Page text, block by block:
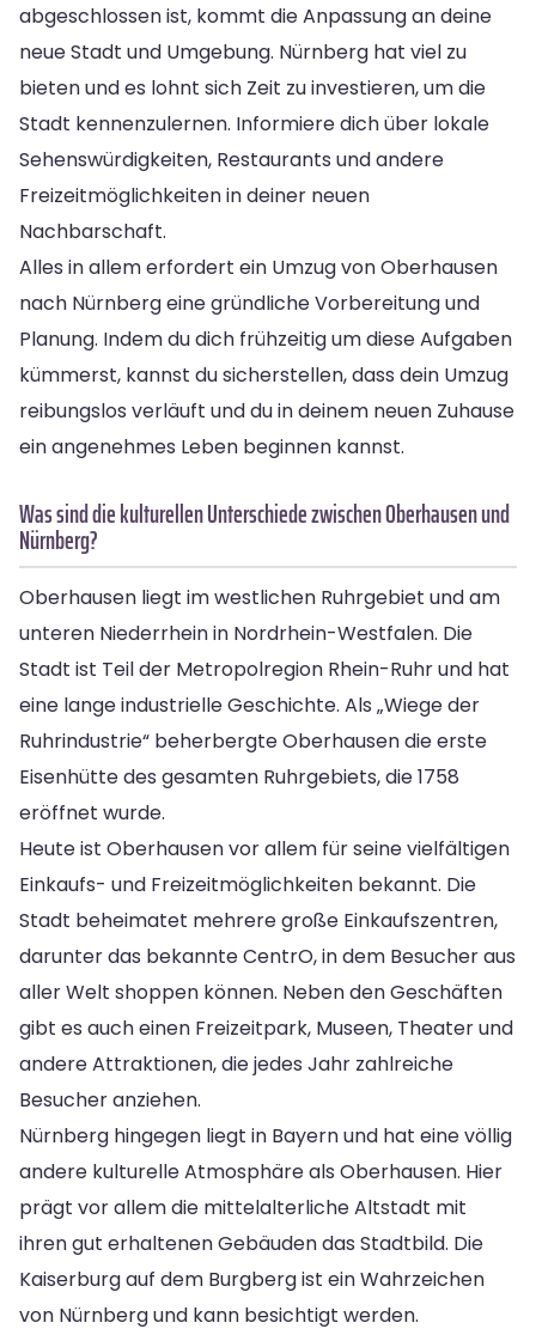
abgeschlossen ist, kommt die Anpassung an deine
neue Stadt und Umgebung. Nürnberg hat viel zu
bieten und es lohnt sich Zeit zu investieren, um die
Stadt kennenzulernen. Informiere dich über lokale
Sehenswürdigkeiten, Restaurants und andere
Freizeitmöglichkeiten in deiner neuen
Nachbarschaft.
Alles in allem erfordert ein Umzug von Oberhausen
nach Nürnberg eine gründliche Vorbereitung und
Planung. Indem du dich frühzeitig um diese Aufgaben
kümmerst, kannst du sicherstellen, dass dein Umzug
reibungslos verläuft und du in deinem neuen Zuhause
ein angenehmes Leben beginnen kannst.
Was sind die kulturellen Unterschiede zwischen Oberhausen und
Nürnberg?
Oberhausen liegt im westlichen Ruhrgebiet und am
unteren Niederrhein in Nordrhein-Westfalen. Die
Stadt ist Teil der Metropolregion Rhein-Ruhr und hat
eine lange industrielle Geschichte. Als „Wiege der
Ruhrindustrie“ beherbergte Oberhausen die erste
Eisenhütte des gesamten Ruhrgebiets, die 1758
eröffnet wurde.
Heute ist Oberhausen vor allem für seine vielfältigen
Einkaufs- und Freizeitmöglichkeiten bekannt. Die
Stadt beheimatet mehrere große Einkaufszentren,
darunter das bekannte CentrO, in dem Besucher aus
aller Welt shoppen können. Neben den Geschäften
gibt es auch einen Freizeitpark, Museen, Theater und
andere Attraktionen, die jedes Jahr zahlreiche
Besucher anziehen.
Nürnberg hingegen liegt in Bayern und hat eine völlig
andere kulturelle Atmosphäre als Oberhausen. Hier
prägt vor allem die mittelalterliche Altstadt mit
ihren gut erhaltenen Gebäuden das Stadtbild. Die
Kaiserburg auf dem Burgberg ist ein Wahrzeichen
von Nürnberg und kann besichtigt werden.